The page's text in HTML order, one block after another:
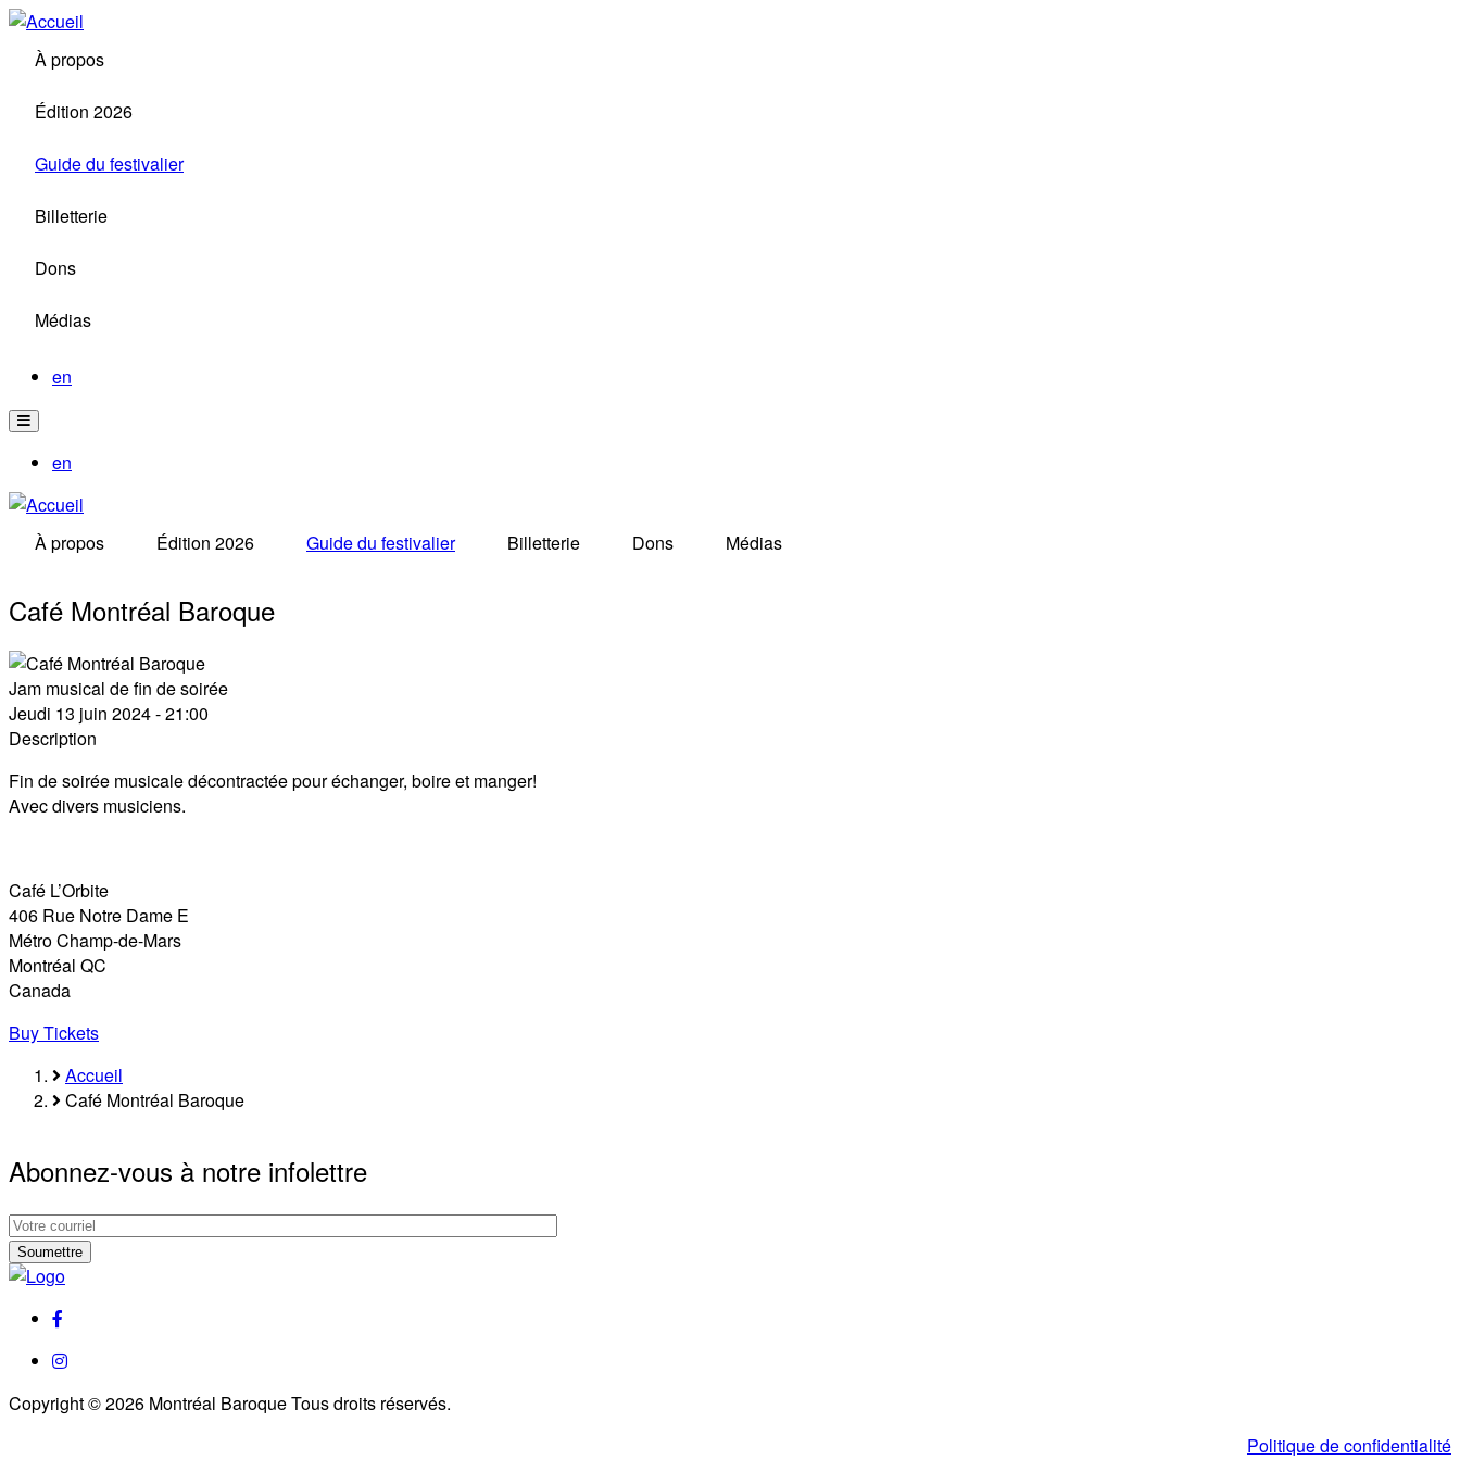
Aller
contenu
principal
À propos
Édition 2026
Guide du festivalier
Billetterie
Dons
Médias
en
en
À propos Édition 2026 Guide du festivalier Billetterie Dons Médias
Café Montréal Baroque
Jam musical de fin de soirée
Jeudi 13 juin 2024 - 21:00
Description
Fin de soirée musicale décontractée pour échanger, boire et manger!
Avec divers musiciens.
Café L’Orbite
406 Rue Notre Dame E
Métro Champ-de-Mars
Montréal QC
Canada
Buy Tickets
Fil
Accueil
Café Montréal Baroque
Abonnez-vous à notre infolettre
Abonnez-
vous
à
infolettre
Abonnez-
vous
notre
infolettreinstagram
Copyright © 2026 Montréal Baroque Tous droits réservés.
Politique de confidentialité